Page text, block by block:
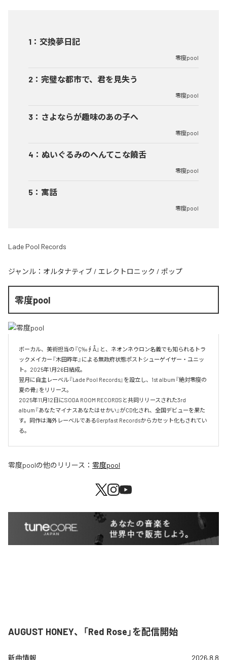
1 ： 交換夢日記
零度pool
2 ： 完璧な都市で、君を見失う
零度pool
3 ： さよならが趣味のあの子へ
零度pool
4 ： ぬいぐるみのへんてこな饒舌
零度pool
5 ： 寓話
零度pool
Lade Pool Records
ジャンル： オルタナティブ / エレクトロニック / ポップ
零度pool
ボーカル、美術担当の『Ç‰∮Å』と、ネオンネウロン名義でも知られるトラ
ックメイカー『木田昨年』による無政府状態ポストシューゲイザー・ユニッ
ト。2025年1月26日結成。
翌月に自主レーベル『Lade Pool Records』を設立し、1st album『絶対零度の
夏の骨』をリリース。
2025年11月12日にSODA ROOM RECORDSと共同リリースされた3rd
album『あなたマイナスあなたはせかい』がCD化され、全国デビューを果た
す。同作は海外レーベルであるGerpfast Recordsからカセット化もされてい
る。
零度poolの他のリリース： 零度pool
AUGUST HONEY、「Red Rose」を配信開始
新曲情報 2026.8.8